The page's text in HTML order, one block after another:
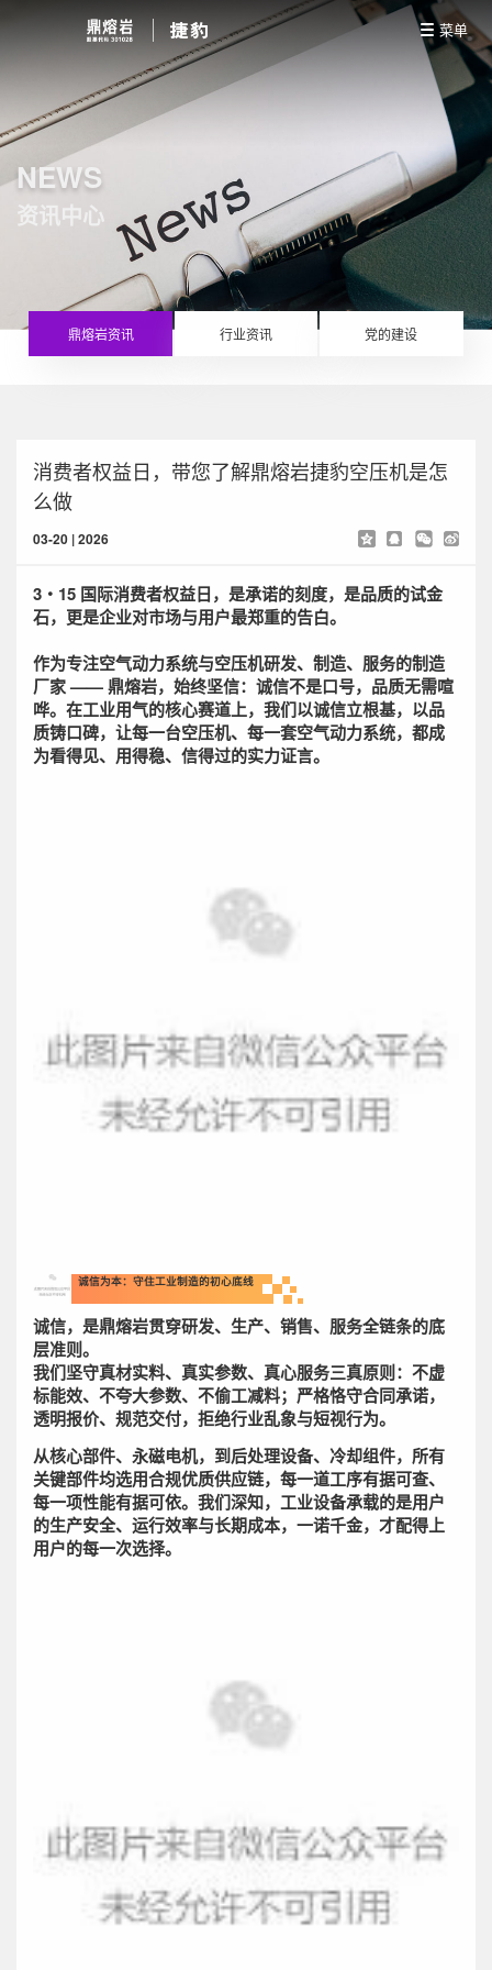
菜单
NEWS
资讯中心
鼎熔岩资讯 行业资讯 党的建设
消费者权益日，带您了解鼎熔岩捷豹空压机是怎
么做
03-20 | 2026
3・15 国际消费者权益日，是承诺的刻度，是品质的试金
石，更是企业对市场与用户最郑重的告白。
作为专注空气动力系统与空压机研发、制造、服务的制造
厂家 —— 鼎熔岩，始终坚信：诚信不是口号，品质无需喧
哗。在工业用气的核心赛道上，我们以诚信立根基，以品
质铸口碑，让每一台空压机、每一套空气动力系统，都成
为看得见、用得稳、信得过的实力证言。
诚信为本：守住工业制造的初心底线
诚信，是鼎熔岩贯穿研发、生产、销售、服务全链条的底
层准则。
我们坚守真材实料、真实参数、真心服务三真原则：不虚
标能效、不夸大参数、不偷工减料；严格恪守合同承诺，
透明报价、规范交付，拒绝行业乱象与短视行为。
从核心部件、永磁电机，到后处理设备、冷却组件，所有
关键部件均选用合规优质供应链，每一道工序有据可查、
每一项性能有据可依。我们深知，工业设备承载的是用户
的生产安全、运行效率与长期成本，一诺千金，才配得上
用户的每一次选择。